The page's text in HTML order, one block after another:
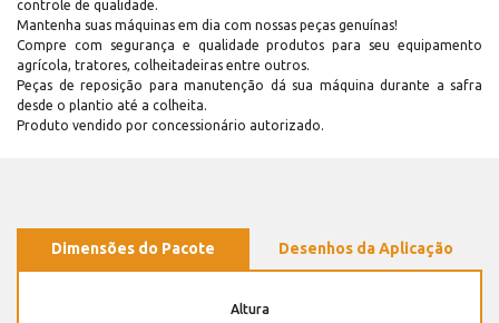
controle de qualidade.
Mantenha suas máquinas em dia com nossas peças genuínas!
Compre com segurança e qualidade produtos para seu equipamento
agrícola, tratores, colheitadeiras entre outros.
Peças de reposição para manutenção dá sua máquina durante a safra
desde o plantio até a colheita.
Produto vendido por concessionário autorizado.
Dimensões do Pacote Desenhos da Aplicação
Altura